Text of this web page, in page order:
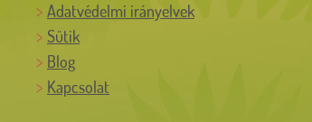
Adatvédelmi irányelvek
Sütik
Blog
Kapcsolat